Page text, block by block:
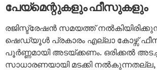
പേയ്മെന്റുകളും ഫീസുകളും
രജിസ്ട്രേഷൻ സമയത്ത്
ഷെഡ്യൂൾ പ്രകാരം എല്ലാ കോഴ്സ്
പൂർണ്ണമായി അടയ്ക്കണം. ഒരിക്കൽ
സാധാരണയായി മടക്കി